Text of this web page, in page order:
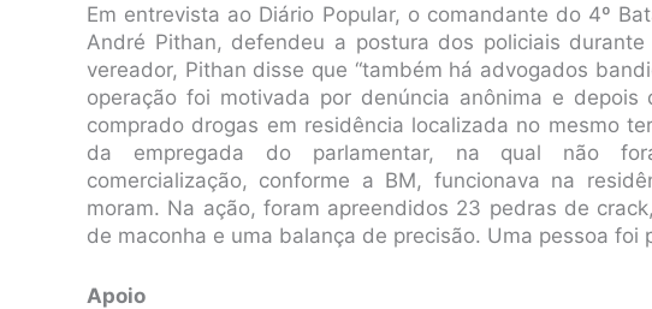
Em entrevista ao Diário Popular, o comandante do 4º
André Pithan, defendeu a postura dos policiais
vereador, Pithan disse que “também há advogados
operação foi motivada por denúncia anônima e
comprado drogas em residência localizada no mesmo
da empregada do parlamentar, na qual não
comercialização, conforme a BM, funcionava na
moram. Na ação, foram apreendidos 23 pedras de
de maconha e uma balança de precisão. Uma pessoa foi
Apoio